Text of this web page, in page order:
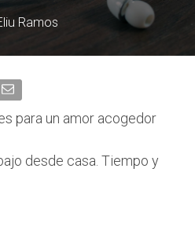
Ramos
para un amor acogedor
desde casa. Tiempo y